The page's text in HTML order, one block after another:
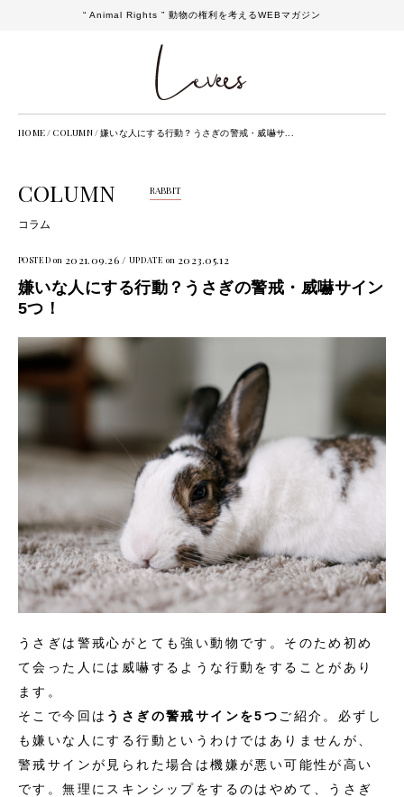
“ Animal Rights ” 動物の権利を考えるWEBマガジン
HOME / COLUMN /嫌いな人にする行動？うさぎの警戒・威嚇サ...
COLUMN
コラム
RABBIT
POSTED on 2021.09.26 / UPDATE on 2023.05.12
嫌いな人にする行動？うさぎの警戒・威嚇サイン
5つ！
うさぎは警戒心がとても強い動物です。そのため初め
て会った人には威嚇するような行動をすることがあり
ます。
そこで今回は うさぎの警戒サインを5つ ご紹介。必ずし
も嫌いな人にする行動というわけではありませんが、
警戒サインが見られた場合は機嫌が悪い可能性が高い
です。無理にスキンシップをするのはやめて、うさぎ